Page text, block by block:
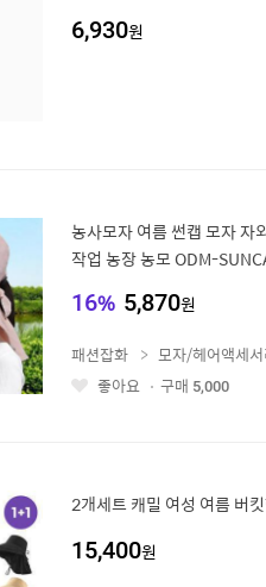
6,930원
농사모자 여름 썬캡 모자 자
작업 농장 농모 ODM-
16% 5,870원
좋
패션잡화 모자/헤어액세
좋아요
구매 5,000
2개세트 캐밀 여성 여름 버
15,400원